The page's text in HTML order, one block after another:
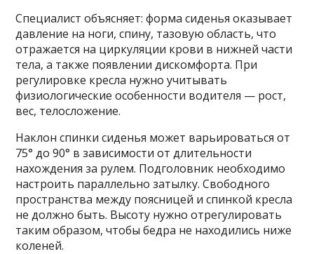
Специалист объясняет: форма сиденья оказывает
давление на ноги, спину, тазовую область, что
отражается на циркуляции крови в нижней части
тела, а также появлении дискомфорта. При
регулировке кресла нужно учитывать
физиологические особенности водителя — рост,
вес, телосложение.
Наклон спинки сиденья может варьироваться от
75° до 90° в зависимости от длительности
нахождения за рулем. Подголовник необходимо
настроить параллельно затылку. Свободного
пространства между поясницей и спинкой кресла
не должно быть. Высоту нужно отрегулировать
таким образом, чтобы бедра не находились ниже
коленей.